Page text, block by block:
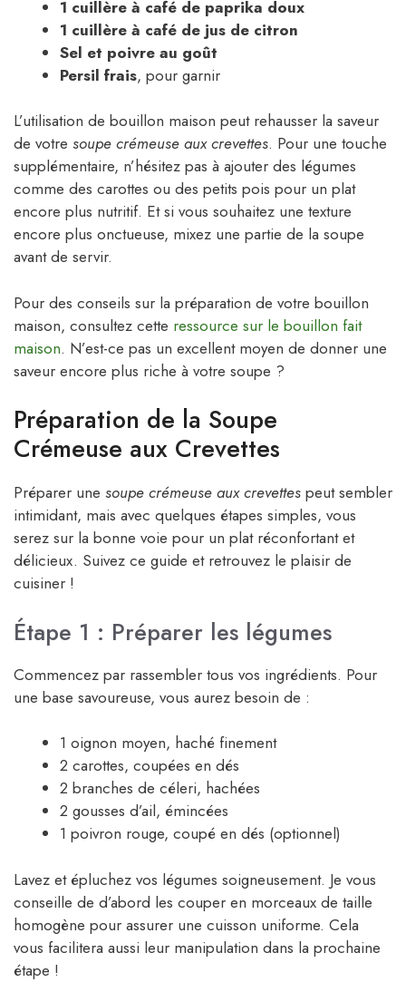
1 cuillère à café de paprika doux
1 cuillère à café de jus de citron
Sel et poivre au goût
Persil frais, pour garnir
L’utilisation de bouillon maison peut rehausser la saveur
de votre soupe crémeuse aux crevettes. Pour une touche
supplémentaire, n’hésitez pas à ajouter des légumes
comme des carottes ou des petits pois pour un plat
encore plus nutritif. Et si vous souhaitez une texture
encore plus onctueuse, mixez une partie de la soupe
avant de servir.
Pour des conseils sur la préparation de votre bouillon
maison, consultez cette ressource sur le bouillon fait
maison. N’est-ce pas un excellent moyen de donner une
saveur encore plus riche à votre soupe ?
Préparation de la Soupe
Crémeuse aux Crevettes
Préparer une soupe crémeuse aux crevettes peut sembler
intimidant, mais avec quelques étapes simples, vous
serez sur la bonne voie pour un plat réconfortant et
délicieux. Suivez ce guide et retrouvez le plaisir de
cuisiner !
Étape 1 : Préparer les légumes
Commencez par rassembler tous vos ingrédients. Pour
une base savoureuse, vous aurez besoin de :
1 oignon moyen, haché finement
2 carottes, coupées en dés
2 branches de céleri, hachées
2 gousses d’ail, émincées
1 poivron rouge, coupé en dés (optionnel)
Lavez et épluchez vos légumes soigneusement. Je vous
conseille de d’abord les couper en morceaux de taille
homogène pour assurer une cuisson uniforme. Cela
vous facilitera aussi leur manipulation dans la prochaine
étape !